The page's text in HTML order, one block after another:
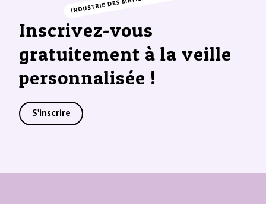
Inscrivez-vous
gratuitement à la veille
personnalisée !
S'inscrire